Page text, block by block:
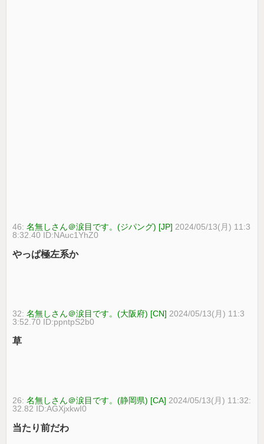
46:名無しさん＠涙目です。(ジパング) [JP] 2024/05/13(月) 11:3
8:32.40 ID:NAuc1YhZ0
やっぱ極左系か
32:名無しさん＠涙目です。(大阪府) [CN] 2024/05/13(月) 11:3
3:52.70 ID:ppntpS2b0
草
26:名無しさん＠涙目です。(静岡県) [CA] 2024/05/13(月) 11:32:
32.82 ID:AGXjxkwI0
当たり前だわ